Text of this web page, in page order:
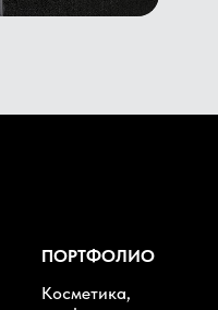
ПОРТФОЛИО
Косметика,